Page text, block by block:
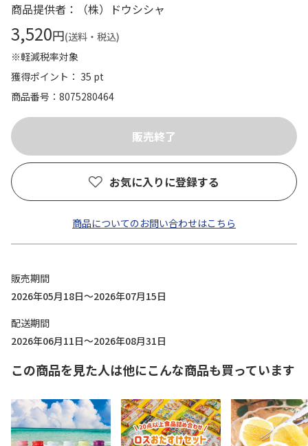
商品提供者：（株）ドウシシャ
3,520円(送料・税込)
※軽減税率対象
獲得ポイント： 35 pt
商品番号
8075280464
お気に入りに登録する
商品についてのお問い合わせはこちら
販売期間
2026年05月18日～2026年07月15日
配送期間
2026年06月11日～2026年08月31日
この商品を見た人は他にこんな商品も買っています